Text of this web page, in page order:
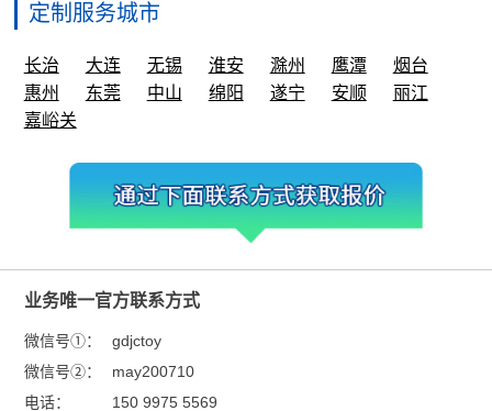
定制服务城市
长治 大连 无锡 淮安 滁州 鹰潭
烟台
惠州
东莞 中山 绵阳 遂宁 安顺
丽江
嘉峪关
业务唯一官方联系方式
微信号①：
gdjctoy
微信号②：
may200710
电话：
150 9975 5569